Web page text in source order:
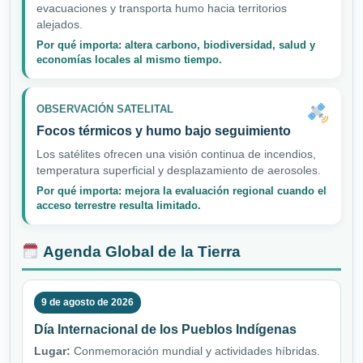
evacuaciones y transporta humo hacia territorios
alejados.
Por qué importa: altera carbono, biodiversidad, salud y
economías locales al mismo tiempo.
OBSERVACIÓN SATELITAL
Focos térmicos y humo bajo seguimiento
Los satélites ofrecen una visión continua de incendios,
temperatura superficial y desplazamiento de aerosoles.
Por qué importa: mejora la evaluación regional cuando el
acceso terrestre resulta limitado.
Agenda Global de la Tierra
9 de agosto de 2026
Día Internacional de los Pueblos Indígenas
Lugar: Conmemoración mundial y actividades híbridas.